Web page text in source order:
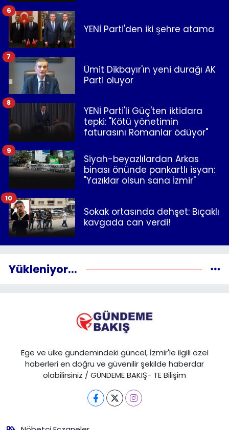
YENİ Parti'den iki şehre atama
6
Ümit Dikbayır'ın yeni durağı AK
Parti oluyor
7
YENİ Parti'li Güç'ten iktidara
tepki: "Kötü yönetimin
faturasını Romanlar ödüyor"
8
Siyah-beyazlılardan Arkas
binası önünde pankartlı isyan:
"Yazıklar olsun sana İzmir"
9
Sokak ortasında dehşet: Bıçaklı
kavgada can verdi!
10
Yükleniyor...
Ege ve ülke gündemindeki güncel, İzmir'le ilgili özel
haberleri en doğru ve güvenilir şekilde haberdar
olabilirsiniz / GÜNDEME BAKIŞ- TE Bilişim